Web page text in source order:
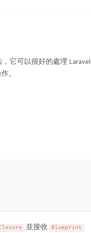
它可以很好的處理 Laravel
。
並接收 Blueprint